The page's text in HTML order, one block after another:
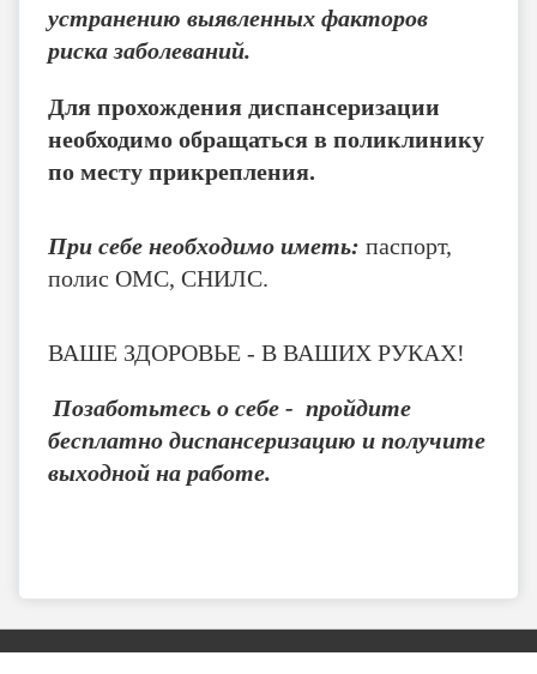
устранению выявленных факторов
риска заболеваний.
Для прохождения диспансеризации
необходимо обращаться в поликлинику
по месту прикрепления.
При себе необходимо иметь: паспорт,
полис ОМС, СНИЛС.
ВАШЕ ЗДОРОВЬЕ - В ВАШИХ РУКАХ!
Позаботьтесь о себе - пройдите
бесплатно диспансеризацию и получите
выходной на работе.